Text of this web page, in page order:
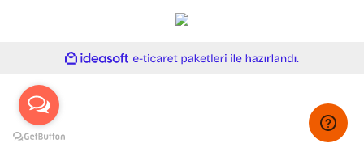
ideasoft
e-